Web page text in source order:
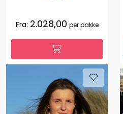
Fra: 2.028,00 per pakke